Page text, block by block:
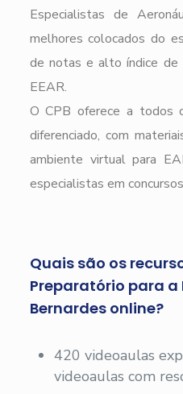
Especialistas de
melhores colocados do
de notas e alto índice de
EEAR.
O CPB oferece a todos
diferenciado, com
ambiente virtual para
especialistas em
Quais são os
Preparatório para a
Bernardes online?
420 videoaulas
videoaulas com